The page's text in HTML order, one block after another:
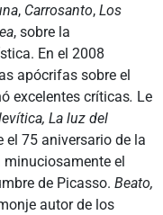
, Carrosanto, Los
, sobre la
En el 2008
apócrifas sobre el
excelentes críticas. Le
La luz del
el 75 aniversario de la
minuciosamente el
de Picasso. Beato,
autor de los